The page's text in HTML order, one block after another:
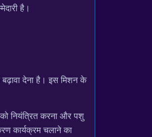
है।
देना है। इस मिशन के
नियंत्रित करना और पशु
कार्यक्रम चलाने का